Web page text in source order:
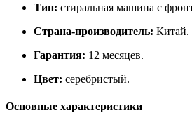
Тип: стиральная машина с
Страна‑производитель: Китай.
Гарантия: 12 месяцев.
Цвет: серебристый.
Основные характеристики